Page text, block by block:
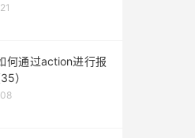
何通过action进行报
）